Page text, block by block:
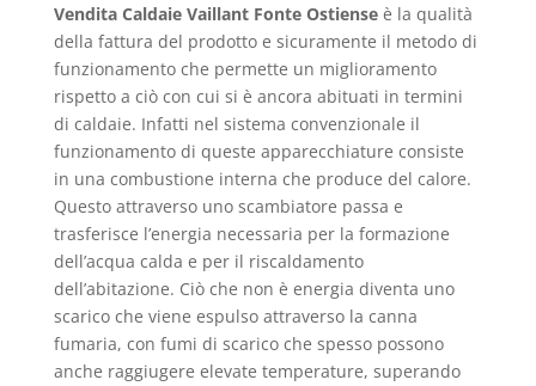
Vendita Caldaie Vaillant Fonte Ostienseè la qualità
della fattura del prodotto e sicuramente il metodo di
funzionamento che permette un miglioramento
rispetto a ciò con cui si è ancora abituati in termini
di caldaie. Infatti nel sistema convenzionale il
funzionamento di queste apparecchiature consiste
in una combustione interna che produce del calore.
Questo attraverso uno scambiatore passa e
trasferisce l’energia necessaria per la formazione
dell’acqua calda e per il riscaldamento
dell’abitazione. Ciò che non è energia diventa uno
scarico che viene espulso attraverso la canna
fumaria, con fumi di scarico che spesso possono
anche raggiugere elevate temperature, superando